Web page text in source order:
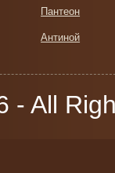
Пантеон
Антиной
- All